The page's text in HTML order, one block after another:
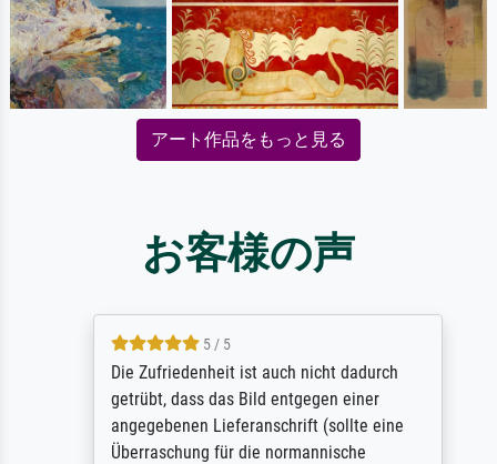
アート作品をもっと見る
お客様の声
5 / 5
Die Zufriedenheit ist auch nicht dadurch
getrübt, dass das Bild entgegen einer
angegebenen Lieferanschrift (sollte eine
Überraschung für die normannische